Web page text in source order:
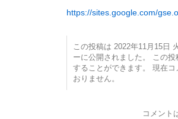
https://sites.google.com/
この投稿は 2022年11月15日
ーに公開されました。 この
することができます。 現在
おりません。
コメント